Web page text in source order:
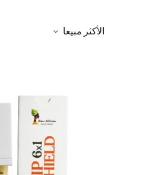
الأكثر مبيعا